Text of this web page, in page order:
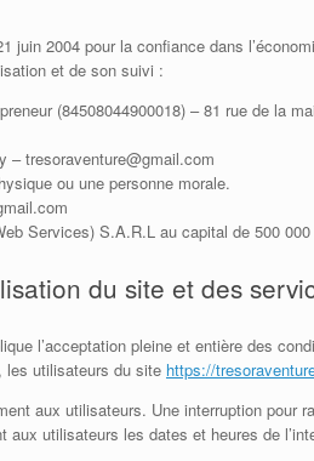
juin 2004 pour la confiance dans
et de son suivi :
(84508044900018) – 81 rue de la
– tresoraventure@gmail.com
ou une personne morale.
Services) S.A.R.L au capital de 500
du site et des
l’acceptation pleine et entière des
les utilisateurs du site https://
aux utilisateurs. Une interruption pour
aux utilisateurs les dates et heures de